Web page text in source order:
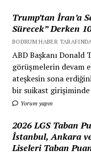
Trump’tan İran’a
Sürecek” Derken
BODRUM HABER
ABD Başkanı
görüşmelerin devam
ateşkesin sona
bir suikast
Yorum yapın
2026 LGS Taban
İstanbul, Ankara
Liseleri Taban